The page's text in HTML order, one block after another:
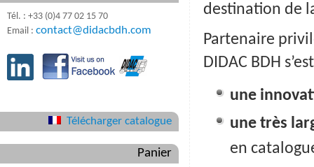
destination de
Partenaire
DIDAC BDH
une
une très
en
Tél. : +33 (0)4 77 02 15 70
Email : contact@didacbdh.com
Télécharger catalogue
Panier